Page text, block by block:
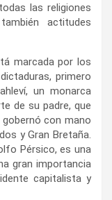
las religiones
actitudes
marcada por los
primero
un monarca
de su padre, que
con mano
y Gran Bretaña.
Pérsico, es una
gran importancia
capitalista y